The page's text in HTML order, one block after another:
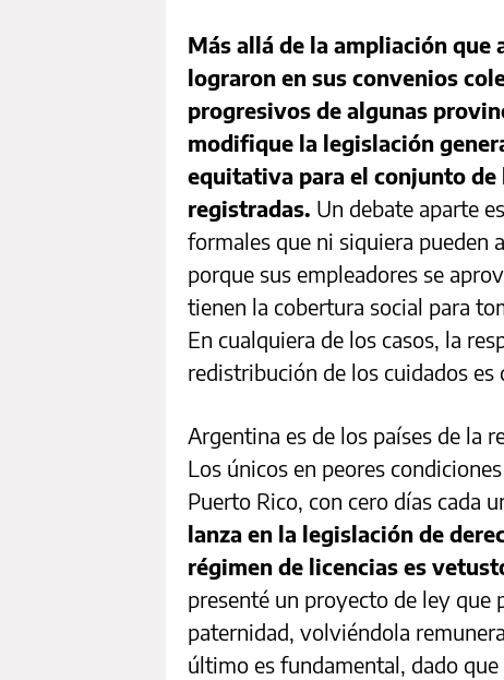
Más allá de la ampliación
lograron en sus convenios
progresivos de algunas
modifique la legislación
equitativa para el conjunto
registradas. Un debate aparte
formales que ni siquiera pueden
porque sus empleadores se
tienen la cobertura social para
En cualquiera de los casos, la
redistribución de los cuidados es
Argentina es de los países de la
Los únicos en peores
Puerto Rico, con cero días cada
lanza en la legislación de
régimen de licencias es
presenté un proyecto de ley que
paternidad, volviéndola
último es fundamental, dado